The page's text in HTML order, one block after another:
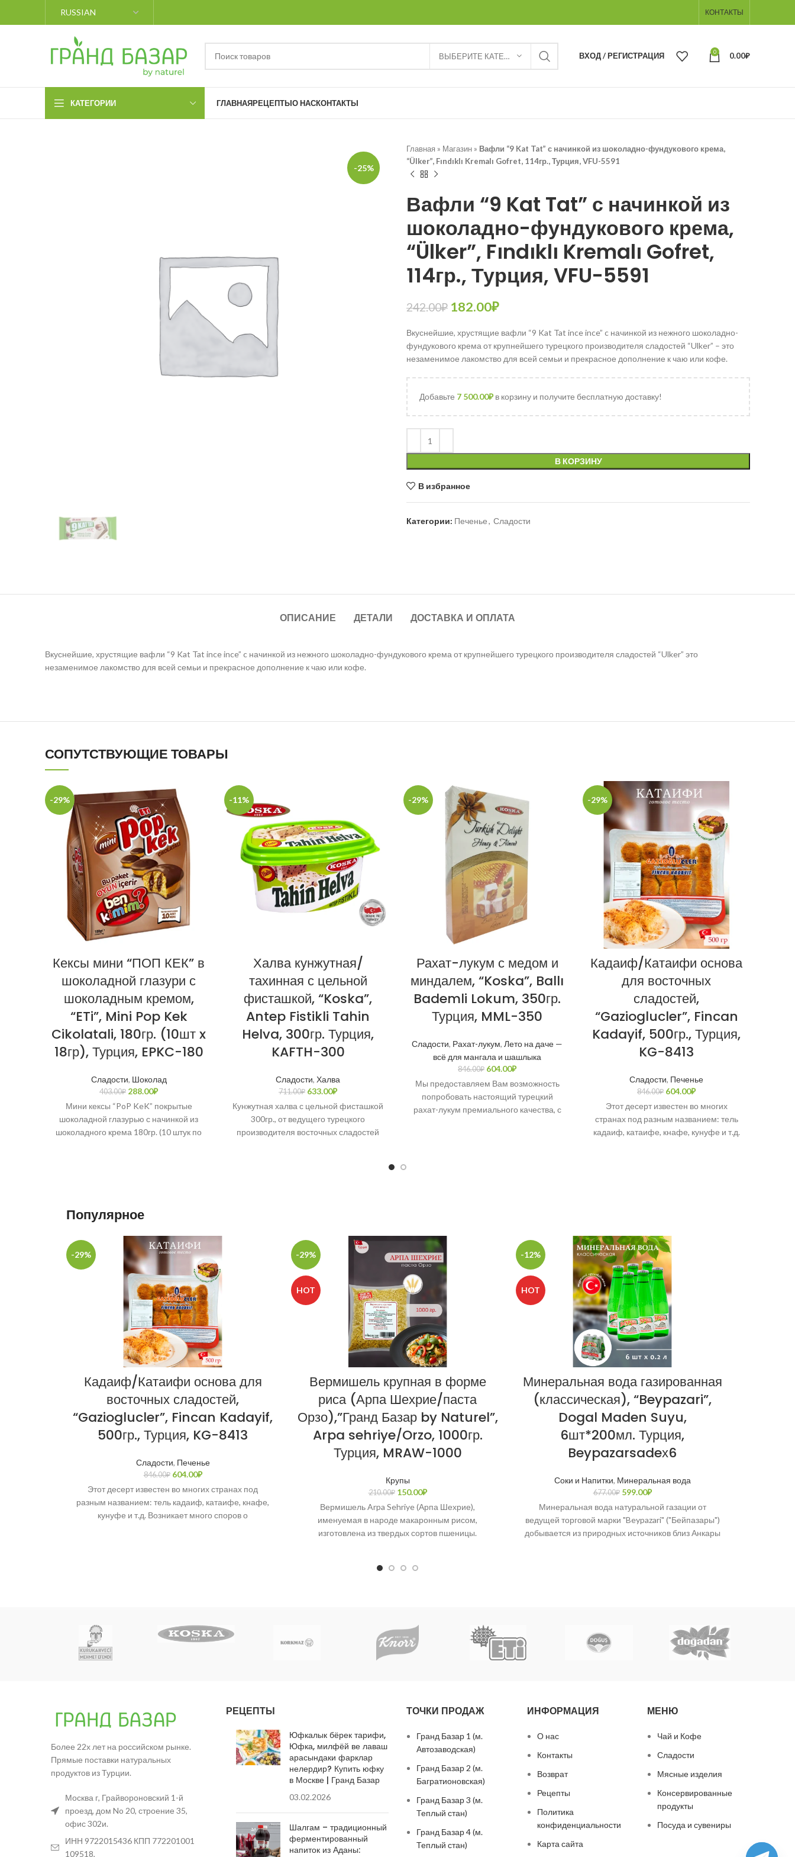
КОНТАКТЫ
ВЫБЕРИТЕ КАТЕГОРИЮ ВХОД / РЕГИСТРАЦИЯ 0 0.00₽
КАТЕГОРИИ ГЛАВНАЯРЕЦЕПТЫО НАСКОНТАКТЫ
-25%
Главная » Магазин » Вафли “9 Kat Tat” с начинкой из шоколадно-фундукового крема,
“Ülker”, Fındıklı Kremalı Gofret, 114гр., Турция, VFU-5591
Вафли “9 Kat Tat” с начинкой из
шоколадно-фундукового крема,
“Ülker”, Fındıklı Kremalı Gofret,
114гр., Турция, VFU-5591
242.00₽ 182.00₽
Вкуснейшие, хрустящие вафли “9 Kat Tat ince ince” c начинкой из нежного шоколадно-
фундукового крема от крупнейшего турецкого производителя сладостей “Ulker” – это
незаменимое лакомство для всей семьи и прекрасное дополнение к чаю или кофе.
Добавьте 7 500.00₽в корзину и получите бесплатную доставку!
В КОРЗИНУ
В избранное
Категории: Печенье, Сладости
ОПИСАНИЕ ДЕТАЛИ ДОСТАВКА И ОПЛАТА
Вкуснейшие, хрустящие вафли “9 Kat Tat ince ince” c начинкой из нежного шоколадно-фундукового крема от крупнейшего турецкого производителя сладостей “Ulker” это
незаменимое лакомство для всей семьи и прекрасное дополнение к чаю или кофе.
СОПУТСТВУЮЩИЕ ТОВАРЫ
-29%
Кексы мини “ПОП КЕК” в
шоколадной глазури с
шоколадным кремом,
“ETi”, Mini Pop Kek
Cikolatali, 180гр. (10шт x
18гр), Турция, EPKC-180
Сладости, Шоколад
403.00₽ 288.00₽
Мини кексы “PoP KeK” покрытые
шоколадной глазурью с начинкой из
шоколадного крема 180гр. (10 штук по
-11%
Халва кунжутная/
тахинная с цельной
фисташкой, “Koska”,
Antep Fistikli Tahin
Helva, 300гр. Турция,
KAFTH-300
Сладости, Халва
711.00₽ 633.00₽
Кунжутная халва с цельной фисташкой
300гр., от ведущего турецкого
производителя восточных сладостей
-29%
Рахат-лукум с медом и
миндалем, “Koska”, Ballı
Bademli Lokum, 350гр.
Турция, MML-350
Сладости, Рахат-лукум, Лето на даче —
всё для мангала и шашлыка
846.00₽ 604.00₽
Мы предоставляем Вам возможность
попробовать настоящий турецкий
рахат-лукум премиального качества, с
-29%
Кадаиф/Катаифи основа
для восточных
сладостей,
“Gazioglucler”, Fincan
Kadayif, 500гр., Турция,
KG-8413
Сладости, Печенье
846.00₽ 604.00₽
Этот десерт известен во многих
странах под разным названием: тель
кадаиф, катаифе, кнафе, кунуфе и т.д.
Популярное
-29%
Кадаиф/Катаифи основа для
восточных сладостей,
“Gazioglucler”, Fincan Kadayif,
500гр., Турция, KG-8413
Сладости, Печенье
846.00₽ 604.00₽
Этот десерт известен во многих странах под
разным названием: тель кадаиф, катаифе, кнафе,
кунуфе и т.д. Возникает много споров о
-29%
HOT
Вермишель крупная в форме
риса (Арпа Шехрие/паста
Орзо),”Гранд Базар by Naturel”,
Arpa sehriye/Orzo, 1000гр.
Турция, MRAW-1000
Крупы
210.00₽ 150.00₽
Вермишель Arpa Sehriye (Арпа Шехрие),
именуемая в народе макаронным рисом,
изготовлена из твердых сортов пшеницы.
-12%
HOT
Минеральная вода газированная
(классическая), “Beypazari”,
Dogal Maden Suyu,
6шт*200мл. Турция,
Beypazarsadeх6
Соки и Напитки, Минеральная вода
677.00₽ 599.00₽
Минеральная вода натуральной газации от
ведущей торговой марки "Beypazari" ("Бейпазары")
добывается из природных источников близ Анкары
Более 22х лет на российском рынке.
Прямые поставки натуральных
продуктов из Турции.
Москва г, Грайвороновский 1-й
проезд, дом No 20, строение 35,
офис 302и.
ИНН 9722015436 КПП 772201001
109518,
РЕЦЕПТЫ
Юфкалык бёрек тарифи,
Юфка, милфёй ве лаваш
арасындаки фарклар
нелердир? Купить юфку
в Москве | Гранд Базар
03.02.2026
Шалгам – традиционный
ферментированный
напиток из Аданы:
ТОЧКИ ПРОДАЖ
Гранд Базар 1 (м.
Автозаводская)
Гранд Базар 2 (м.
Багратионовская)
Гранд Базар 3 (м.
Теплый стан)
Гранд Базар 4 (м.
Теплый стан)
ИНФОРМАЦИЯ
О нас
Контакты
Возврат
Рецепты
Политика
конфиденциальности
Карта сайта
МЕНЮ
Чай и Кофе
Сладости
Мясные изделия
Консервированные
продукты
Посуда и сувениры